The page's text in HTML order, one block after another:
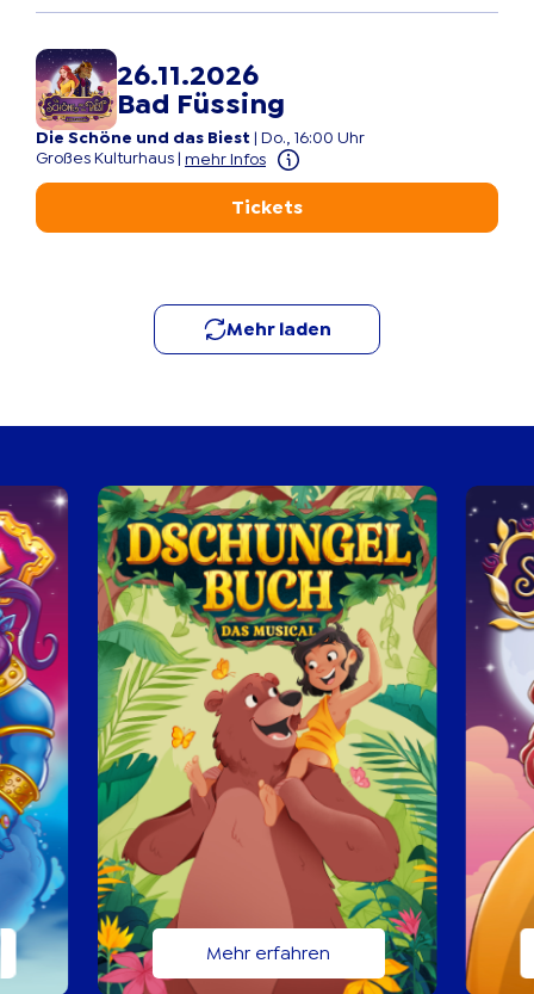
26.11.2026
Bad Füssing
Die Schöne und das Biest
Do., 16:00 Uhr
Großes Kulturhaus
mehr Infos
Tickets
Mehr laden
Mehr erfahren